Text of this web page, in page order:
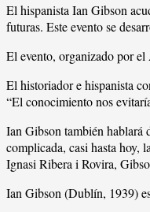
El hispanista Ian Gibson
futuras. Este evento se
El evento, organizado por el
El historiador e hispanista
“El conocimiento nos
Ian Gibson también hablará
complicada, casi hasta hoy,
Ignasi Ribera i Rovira,
Ian Gibson (Dublín, 1939)